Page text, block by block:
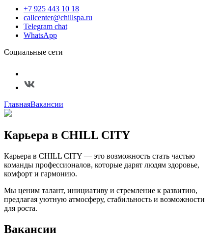
+7 925 443 10 18
callcenter@chillspa.ru
Telegram chat
WhatsApp
Социальные сети
ГлавнаяВакансии
Карьера в CHILL CITY
Карьера в CHILL CITY — это возможность стать частью
команды профессионалов, которые дарят людям здоровье,
комфорт и гармонию.
Мы ценим талант, инициативу и стремление к развитию,
предлагая уютную атмосферу, стабильность и возможности
для роста.
Вакансии